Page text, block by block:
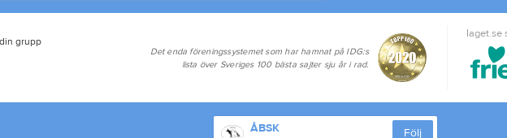
ÅBSK
Följ
grupp
laget.se
Det enda föreningssystemet som har hamnat på IDG:s
lista över Sveriges 100 bästa sajter sju år i rad.